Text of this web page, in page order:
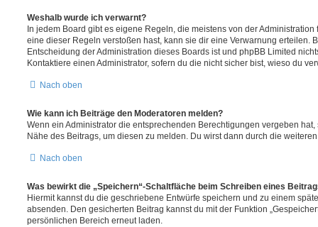
Weshalb wurde ich verwarnt?
In jedem Board gibt es eigene Regeln, die meistens von der
eine dieser Regeln verstoßen hast, kann sie dir eine Verwarnung erteilen.
Entscheidung der Administration dieses Boards ist und phpBB Limited
Kontaktiere einen Administrator, sofern du die nicht sicher bist, wieso du
Nach oben
Wie kann ich Beiträge den Moderatoren melden?
Wenn ein Administrator die entsprechenden Berechtigungen vergeben
Nähe des Beitrags, um diesen zu melden. Du wirst dann durch die
Nach oben
Was bewirkt die „Speichern“-Schaltfläche beim Schreiben eines
Hiermit kannst du die geschriebene Entwürfe speichern und zu einem
absenden. Den gesicherten Beitrag kannst du mit der Funktion
persönlichen Bereich erneut laden.